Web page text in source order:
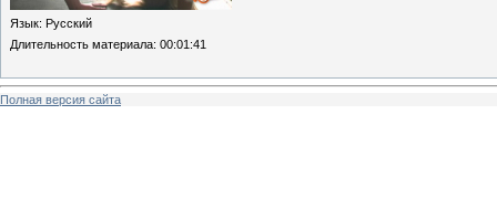
Язык: Русский
Длительность материала: 00:01:41
Полная версия сайта